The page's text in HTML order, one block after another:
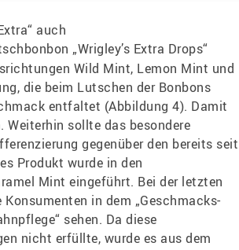
auch
„Wrigley’s Extra Drops“
Wild Mint, Lemon Mint und
die beim Lutschen der Bonbons
entfaltet (Abbildung 4). Damit
Weiterhin sollte das besondere
gegenüber den bereits seit
Produkt wurde in den
Mint eingeführt. Bei der letzten
in dem „Geschmacks-
sehen. Da diese
nicht erfüllte, wurde es aus dem